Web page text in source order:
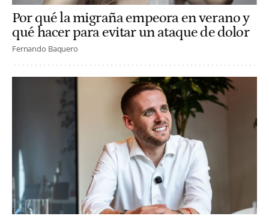
Por qué la migraña empeora en verano y
qué hacer para evitar un ataque de dolor
Fernando Baquero